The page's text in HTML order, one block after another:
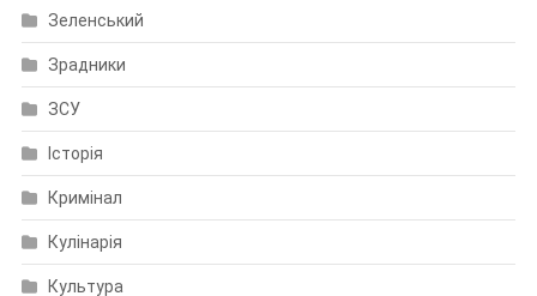
Зеленський
Зрадники
ЗСУ
Історія
Кримінал
Кулінарія
Культура